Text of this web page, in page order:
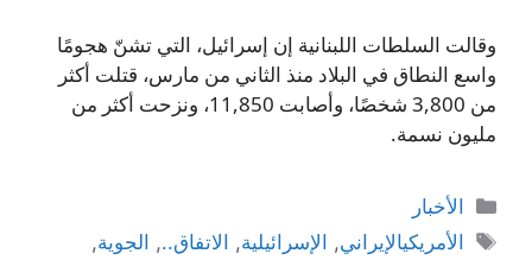
وقالت السلطات اللبنانية إن إسرائيل، التي تشنّ هجومًا
واسع النطاق في البلاد منذ الثاني من مارس، قتلت أكثر
من 3,800 شخصًا، وأصابت 11,850، ونزحت أكثر من
مليون نسمة.
التصنيفات
الأخبار
الوسوم
الأمريكيالإيراني, الإسرائيلية, الاتفاق.., الجوية,